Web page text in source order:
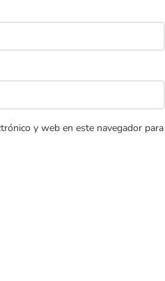
y web en este navegador para